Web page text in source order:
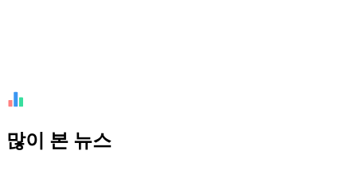
많이 본 뉴스